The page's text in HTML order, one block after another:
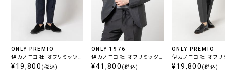
ONLY PREMIO
伊カノニコ社 オフリミッツ
セットアップパンツ ネイビ
¥19,800 (税込)
ONLY 1976
伊カノニコ社 オフリミッツ
セットアップジャケット チャ
¥41,800 (税込)
ONLY PREMIO
伊カノニコ社 オフリ
セットアップパンツ
¥19,800 (税込)